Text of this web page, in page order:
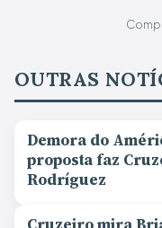
OUTRAS
Demora do
proposta faz
Rodríguez